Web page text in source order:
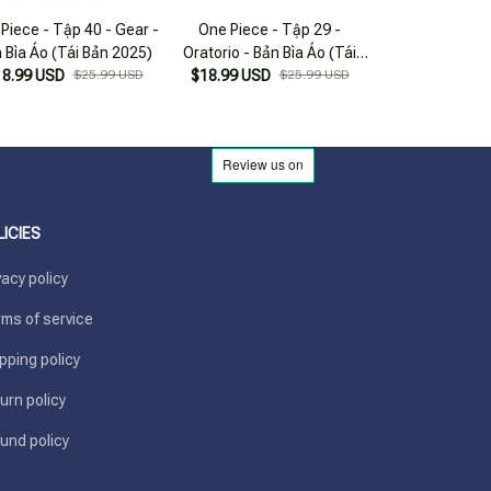
- Tập 40 - Gear -
Bìa Áo (Tái Bản 2025)
USD $25.99 USD
One Piece - Tập 29 -
Oratorio - Bản Bìa Áo (Tái
Bản 2025)
$18.99 USD $25.99 USD
policy
of service
policy
policy
policy